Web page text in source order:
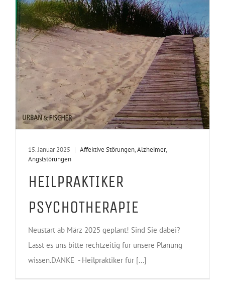
15. Januar 2025 | Affektive Störungen,Alzheimer,
Angststörungen
HEILPRAKTIKER
PSYCHOTHERAPIE
Neustart ab März 2025 geplant! Sind Sie dabei?
Lasst es uns bitte rechtzeitig für unsere Planung
wissen.DANKE - Heilpraktiker für [...]